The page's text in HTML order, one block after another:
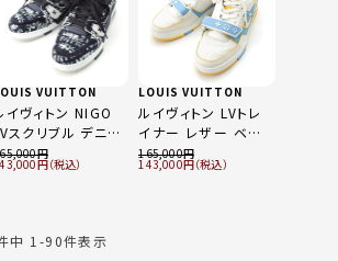
VUITTON
イヴィトン NIGO
スクリブル デニム
ーカー シューズ
ンディゴ 7 1/2
LOUIS VUITTON
ルイヴィトン LVトレ
イナー レザー ベル
クロ スニーカー シュ
ーズ ライトブルー 7
165,000
143,000
中 1 -90件表示